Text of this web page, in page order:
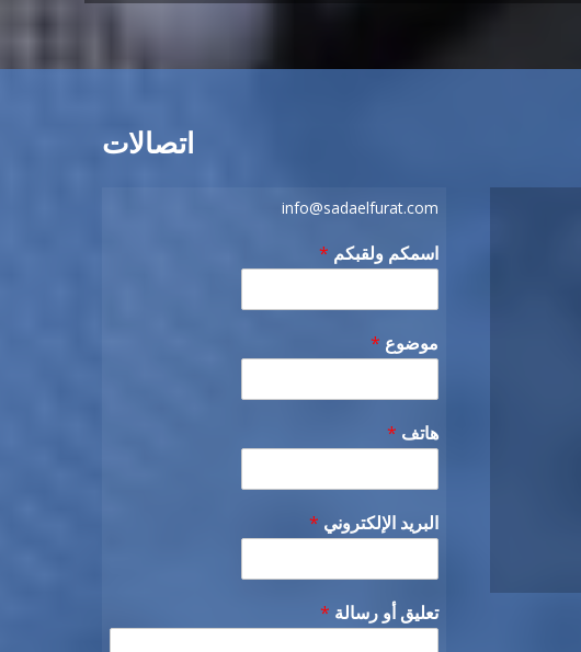
اتصالات
info@sadaelfurat.com
اسمكم ولقبكم *
موضوع *
هاتف *
البريد الإلكتروني *
تعليق أو رسالة *